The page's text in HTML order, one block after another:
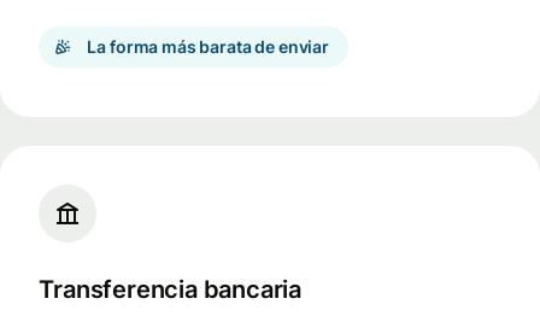
La forma más barata de enviar
Transferencia bancaria